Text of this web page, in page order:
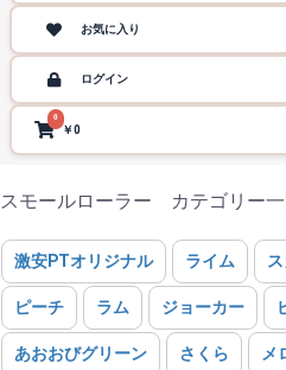
お気に入り
ログイン
0
￥0
スモールローラー カテゴリー
激安PTオリジナル ライム
ピーチ ラム ジョーカー
あおおびグリーン さくら メ